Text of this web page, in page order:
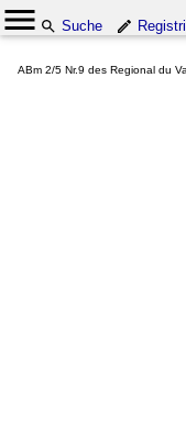
Suche
ABm 2/5 Nr.9 des Regional du